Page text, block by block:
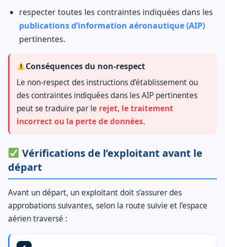
respecter toutes les contraintes indiquées dans les
publications d’information aéronautique (AIP)
pertinentes.
Conséquences du non-respect
Le non-respect des instructions d’établissement ou
des contraintes indiquées dans les AIP pertinentes
peut se traduire par le rejet, le traitement
incorrect ou la perte de données.
Vérifications de l’exploitant avant le
départ
Avant un départ, un exploitant doit s’assurer des
approbations suivantes, selon la route suivie et l’espace
aérien traversé :